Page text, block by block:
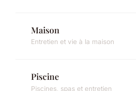
Maison
Entretien et vie à la maison
Piscine
Piscines, spas et entretien